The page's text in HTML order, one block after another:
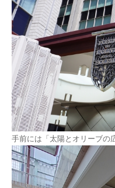
手前には「太陽とオリーブの